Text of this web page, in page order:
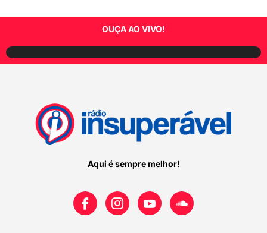
OUÇA AO VIVO!
Aqui é sempre melhor!